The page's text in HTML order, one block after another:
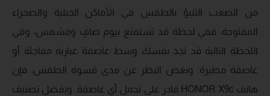
من الصعب التنبؤ بالطقس في الأماكن الجبلية والصحراء
المفتوحة، ففي لحظة قد تستمتع بيوم صافٍ ومشمس، وفي
اللحظة التالية قد تجد نفسك وسط عاصفة غبارية مفاجئة أو
عاصفة مطيرة. وبغض النظر عن مدى قسوة الطقس، فإن
هاتف HONOR X9c قادر على تحمل أي عاصفة. وبفضل تصنيف